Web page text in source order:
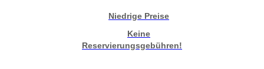
Niedrige Preise
Keine
Reservierungsgebühren!